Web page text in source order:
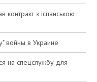
контракт з іспанською
войны в Украине
на спецслужбу для